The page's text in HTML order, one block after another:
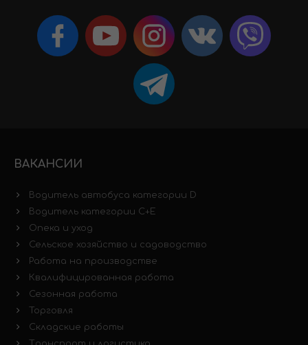
ВАКАНСИИ
Водитель автобуса категории D
Водитель категории C+E
Опека и уход
Сельское хозяйство и садоводство
Работа на производстве
Квалифицированная работа
Сезонная работа
Торговля
Складские работы